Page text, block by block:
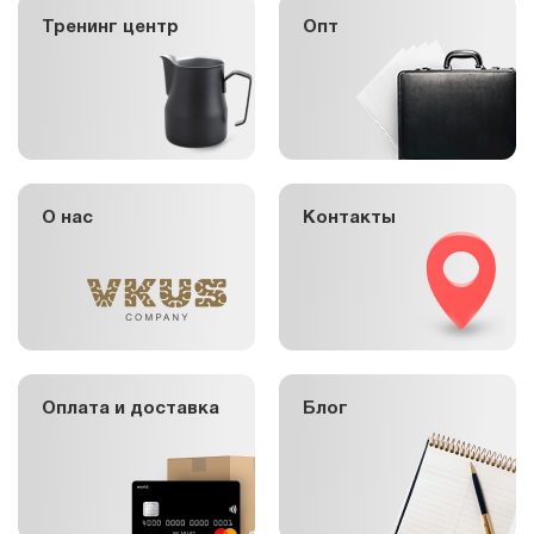
Тренинг центр Опт
О нас Контакты
Оплата и доставка Блог